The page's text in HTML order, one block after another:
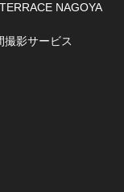
NAGOYA
撮影サービス